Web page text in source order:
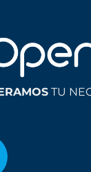
TU